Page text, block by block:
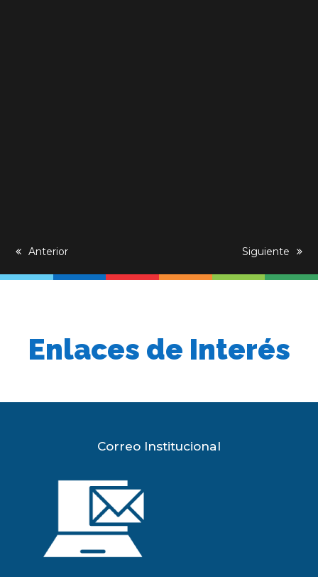
previous
Anterior
next
Siguiente
Enlaces de Interés
Correo Institucional